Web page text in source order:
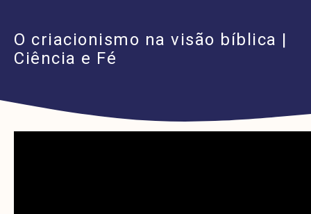
O criacionismo na visão bíblica |
Ciência e Fé